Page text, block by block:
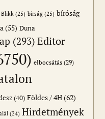
Blikk (25) bírság (25) bíróság
(55) Duna
(293) Editor
elbocsátás (29)
(40) Földes / 4H(62)
(24) Hirdetmények